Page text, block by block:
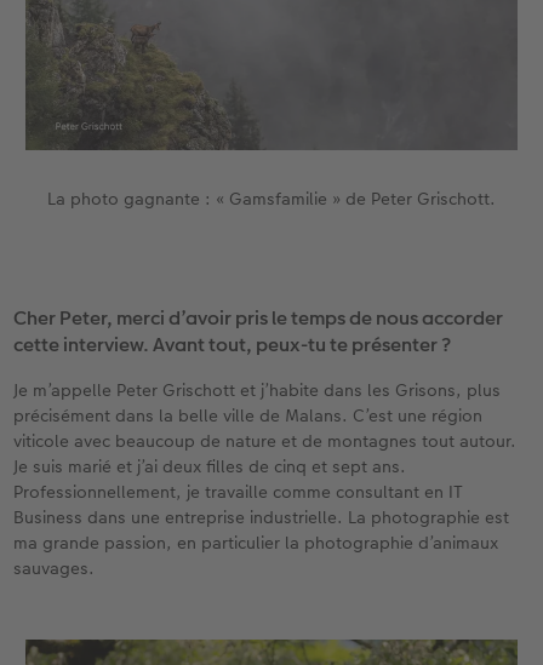
CEWE myPhotos
Accessoires
Conseils décoration murale
CEWE myPhotos
Boîte à friandises personnalisée
Nouveautés
La photo gagnante : « Gamsfamilie » de Peter Grischott.
Cher Peter, merci d’avoir pris le temps de nous accorder
cette interview. Avant tout, peux-tu te présenter ?
Je m’appelle Peter Grischott et j’habite dans les Grisons, plus
précisément dans la belle ville de Malans. C’est une région
viticole avec beaucoup de nature et de montagnes tout autour.
Je suis marié et j’ai deux filles de cinq et sept ans.
Professionnellement, je travaille comme consultant en IT
Business dans une entreprise industrielle. La photographie est
ma grande passion, en particulier la photographie d’animaux
sauvages.